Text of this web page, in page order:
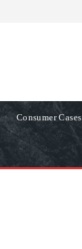
Consumer Cases